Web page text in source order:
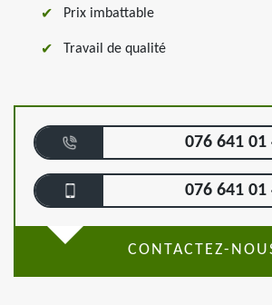
Prix imbattable
Travail de qualité
076 641 01
076 641 01
CONTACTEZ-